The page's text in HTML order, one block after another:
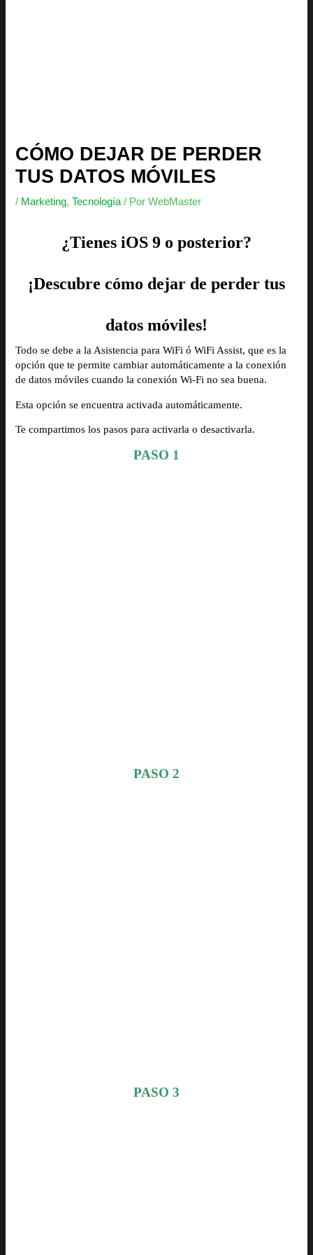
CÓMO DEJAR DE PERDER
TUS DATOS MÓVILES
/ Marketing,Tecnología / PorWebMaster
¿Tienes iOS 9 o posterior?
¡Descubre cómo dejar de perder tus
datos móviles!
Todo se debe a la Asistencia para WiFi ó WiFi Assist, que es la
opción que te permite cambiar automáticamente a la conexión
de datos móviles cuando la conexión Wi-Fi no sea buena.
Esta opción se encuentra activada automáticamente.
Te compartimos los pasos para activarla o desactivarla.
PASO 1
PASO 2
PASO 3